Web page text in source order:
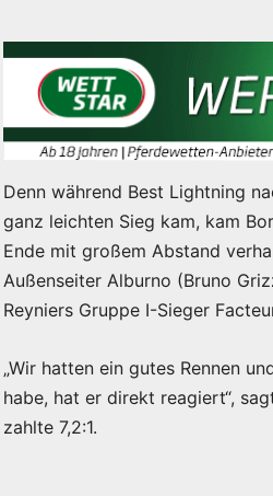
Denn während Best Lightning
ganz leichten Sieg kam, kam
Ende mit großem Abstand
Außenseiter Alburno (Bruno
Reyniers Gruppe I-Sieger
„Wir hatten ein gutes Rennen
habe, hat er direkt reagiert“,
zahlte 7,2:1.